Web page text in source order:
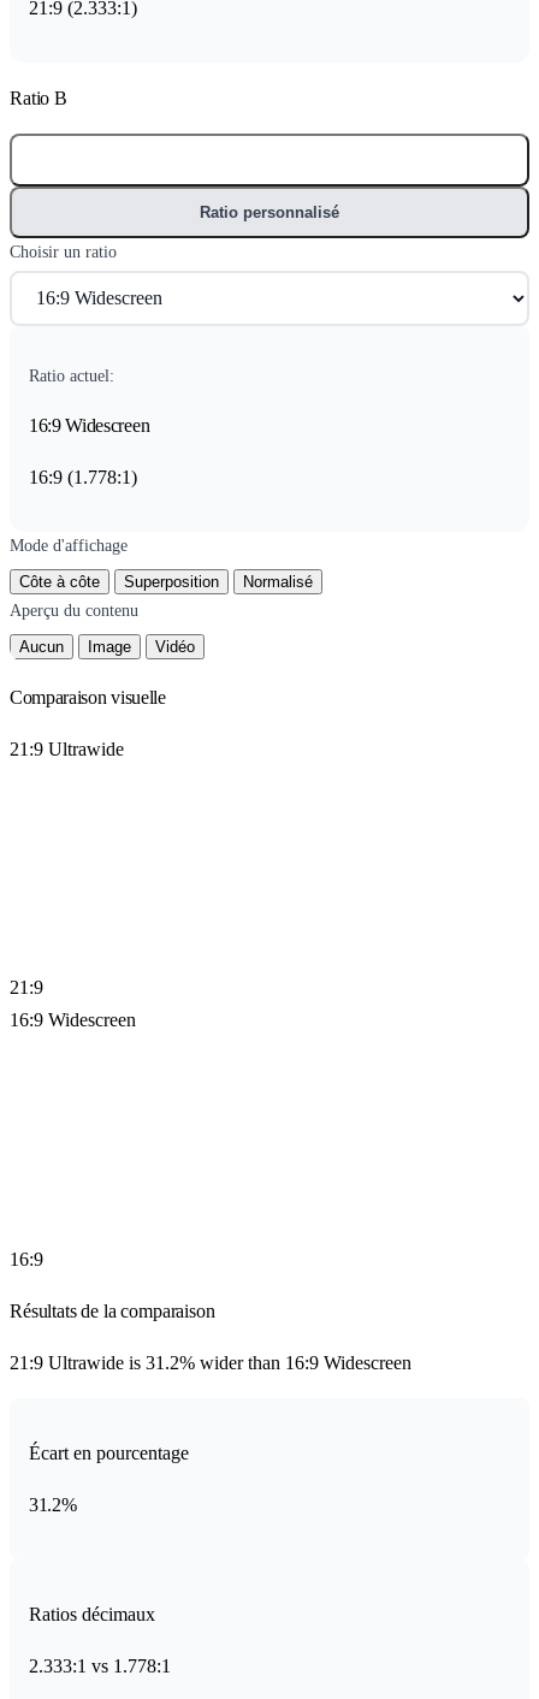
21 :9 (2.333:1)
Ratio B
Ratio personnalisé
Choisir un ratio
Ratio actuel:
16:9 Widescreen
16:9 (1.778:1)
Mode d'affichage
Côte à côte
Superposition
Normalisé
Aperçu du contenu
Aucun
Image Vidéo
Comparaison visuelle
21:9 Ultrawide
21 :9
16:9 Widescreen
16:9
Résultats de la comparaison
21:9 Ultrawide is 31.2% widerthan 16:9 Widescreen
Écart en pourcentage
31.2%
Ratios décimaux
2.333:1 vs 1.778:1